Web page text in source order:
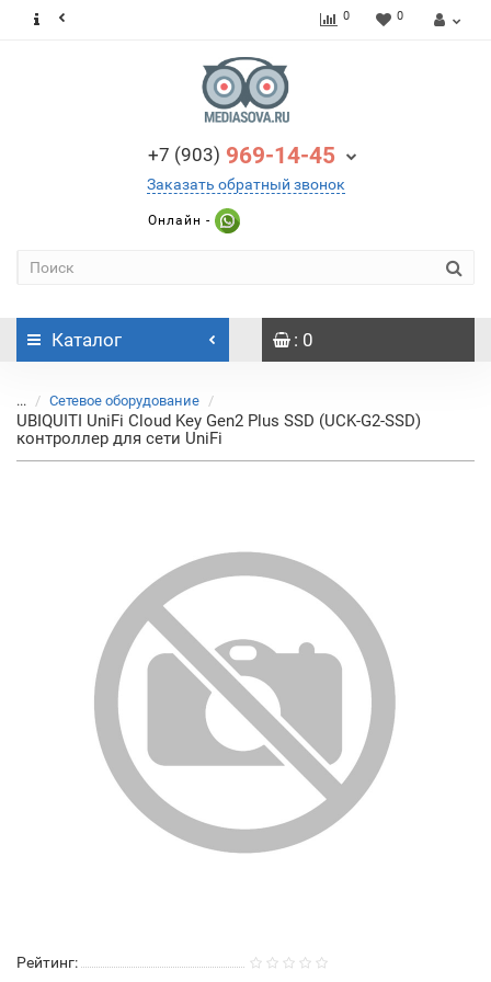
0 0
+7 (903) 969-14-45
Заказать обратный звонок
Онлайн -
Каталог : 0
... Сетевое оборудование
UBIQUITI UniFi Cloud Key Gen2 Plus SSD (UCK-G2-SSD)
контроллер для сети UniFi
Рейтинг: